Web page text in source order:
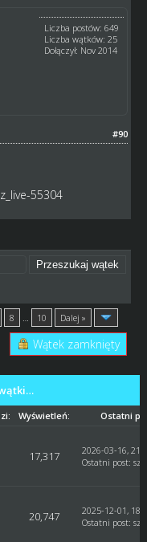
Liczba postów: 649
Liczba wątków: 25
Dołączył: Nov 2014
#90
55304
8 10 Dalej »
Wątek zamknięty
Wyświetleń: Ostatni
17,317
2026-03-16,
Ostatni post:
20,747
2025-12-01,
Ostatni post: